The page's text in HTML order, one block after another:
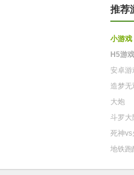
推荐
小游戏
H5游戏
安卓游
造梦无
大炮
斗罗大
死神vs
地铁跑